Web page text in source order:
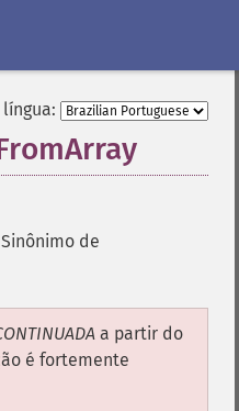
Sinônimo de
a partir do
é fortemente